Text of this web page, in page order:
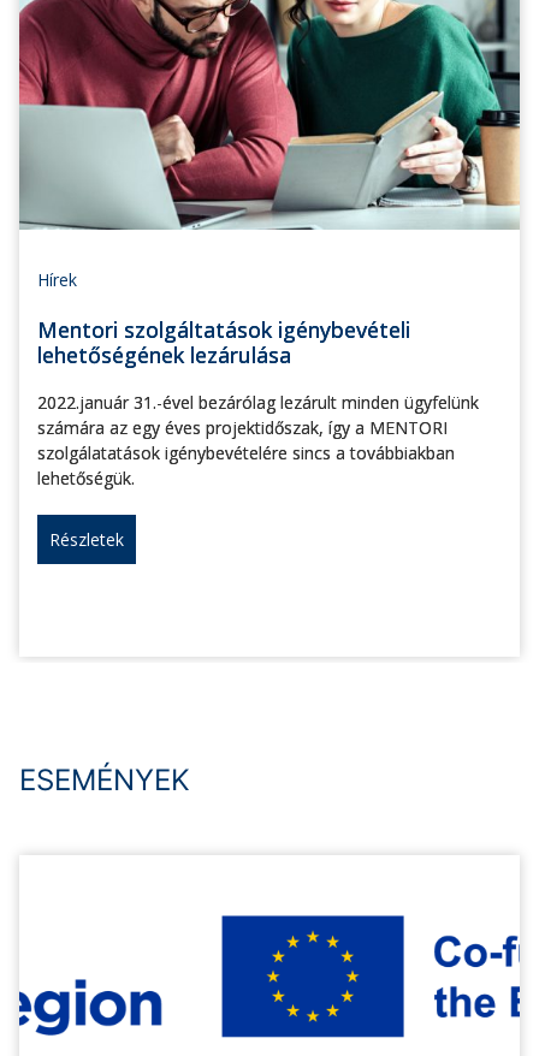
Hírek
Mentori szolgáltatások igénybevételi
lehetőségének lezárulása
2022.január 31.-ével bezárólag lezárult minden ügyfelünk
számára az egy éves projektidőszak, így a MENTORI
szolgálatatások igénybevételére sincs a továbbiakban
lehetőségük.
Részletek
ESEMÉNYEK